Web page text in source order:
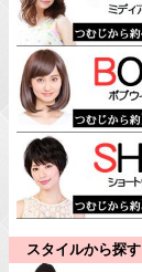
スタイルから探す